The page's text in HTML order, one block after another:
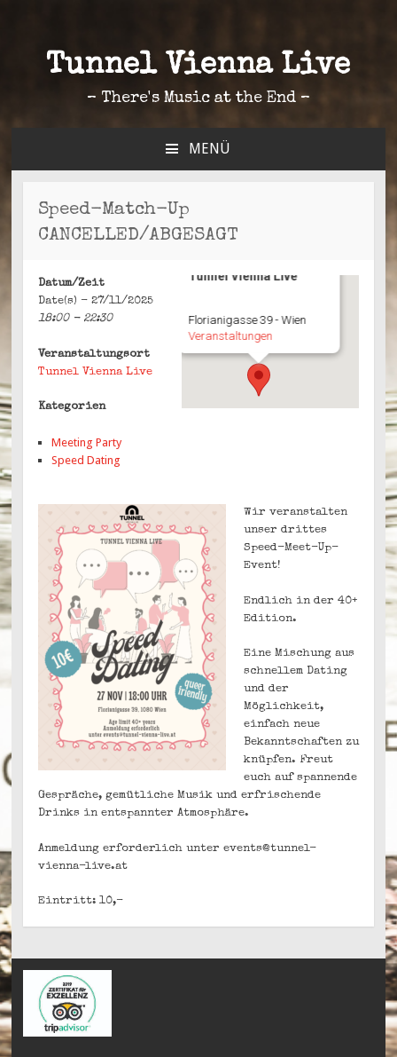
Tunnel Vienna Live
– There's Music at the End –
MENÜ
SPRINGEN
Speed-Match-Up
CANCELLED/ABGESAGT
Tunnel Vienna Live
Florianigasse 39 - Wien
Veranstaltungen
Datum/Zeit
Date(s) - 27/11/2025
18:00 - 22:30
Veranstaltungsort
Tunnel Vienna Live
Kategorien
Meeting Party
Speed Dating
Wir veranstalten
unser drittes
Speed-Meet-Up-
Event!
Endlich in der 40+
Edition.
Eine Mischung aus
schnellem Dating
und der
Möglichkeit,
einfach neue
Bekanntschaften zu
knüpfen. Freut
euch auf spannende
Gespräche, gemütliche Musik und erfrischende
Drinks in entspannter Atmosphäre.
Anmeldung erforderlich unter events@tunnel-
vienna-live.at
Eintritt: 10,-